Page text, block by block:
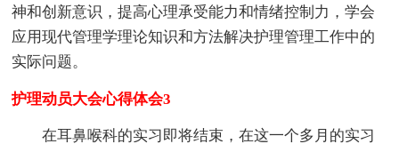
神和创新意识，提高心理承受能力和情绪控制力，学会
应用现代管理学理论知识和方法解决护理管理工作中的
实际问题。
护理动员大会心得体会3
在耳鼻喉科的实习即将结束，在这一个多月的实习